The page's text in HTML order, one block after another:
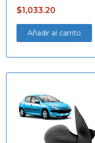
$1,033.20
Añadir al carrito